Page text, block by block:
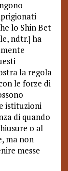
lo Shin Bet
ndtr.] ha
la regola
le forze di
istituzioni
di quando
o al
ma non
messe